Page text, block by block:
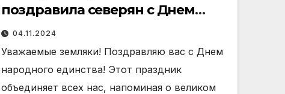
поздравила северян с Днем
народного единства
04.11.2024
Уважаемые земляки! Поздравляю вас с Днем
народного единства! Этот праздник
объединяет всех нас, напоминая о великом